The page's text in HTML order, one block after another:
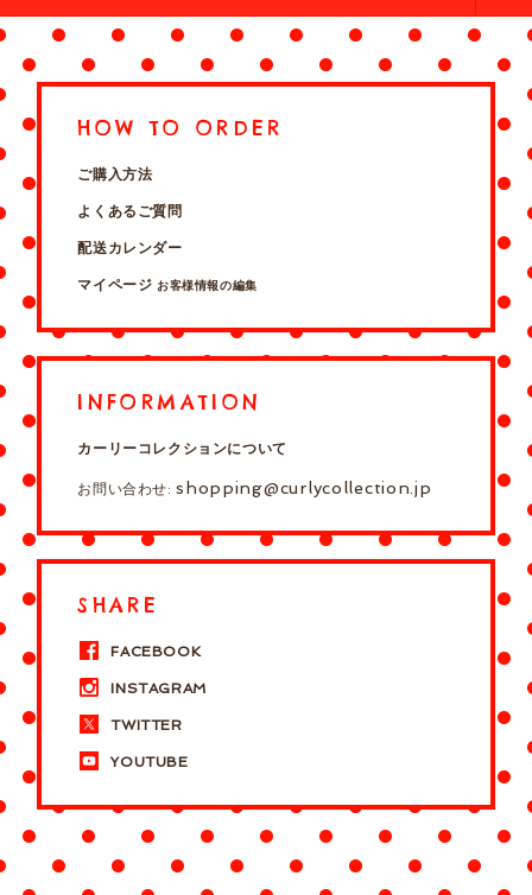
HOW TO ORDER
ご購入方法
よくあるご質問
配送カレンダー
マイページ お客様情報の編集
INFORMATION
カーリーコレクションについて
お問い合わせ:shopping@curlycollection.jp
SHARE
FACEBOOK
INSTAGRAM
TWITTER
YOUTUBE